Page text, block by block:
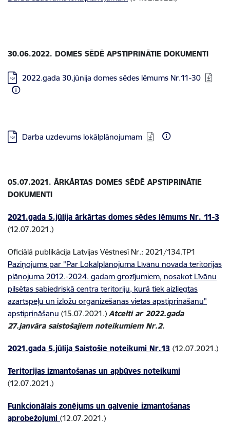
30.06.2022. DOMES SĒDĒ APSTIPRINĀTIE DOKUMENTI
Lejupielādēt:
2022.gada 30.jūnija domes sēdes lēmums Nr.11-30
Lejupielādēt:
Darba uzdevums lokālplānojumam
05.07.2021. ĀRKĀRTAS DOMES SĒDĒ APSTIPRINĀTIE
DOKUMENTI
2021.gada 5.jūlija ārkārtas domes sēdes lēmums Nr. 11-3
(12.07.2021.)
Oficiālā publikācija Latvijas Vēstnesī Nr.: 2021/134.TP1
Paziņojums par "Par Lokālplānojuma Līvānu novada teritorijas
plānojuma 2012.-2024. gadam grozījumiem, nosakot Līvānu
pilsētas sabiedriskā centra teritoriju, kurā tiek aizliegtas
azartspēļu un izložu organizēšanas vietas apstiprināšanu"
apstiprināšanu (15.07.2021.) Atcelti ar 2022.gada
27.janvāra saistošajiem noteikumiem Nr.2.
2021.gada 5.jūlija Saistošie noteikumi Nr.13 (12.07.2021.)
Teritorijas izmantošanas un apbūves noteikumi
(12.07.2021.)
Funkcionālais zonējums un galvenie izmantošanas
aprobežojumi (12.07.2021.)